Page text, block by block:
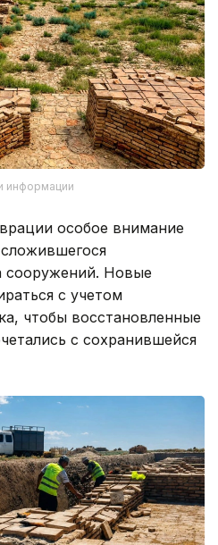
информации
особое внимание
сооружений. Новые
с учетом
чтобы восстановленные
с сохранившейся